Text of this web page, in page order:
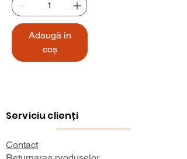
Adaugă în
coș
Serviciu clienți
Contact